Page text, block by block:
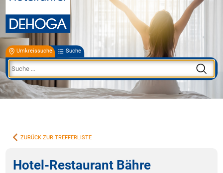
Umkreissuche Suche
ZURÜCK ZUR TREFFERLISTE
Hotel-Restaurant Bähre